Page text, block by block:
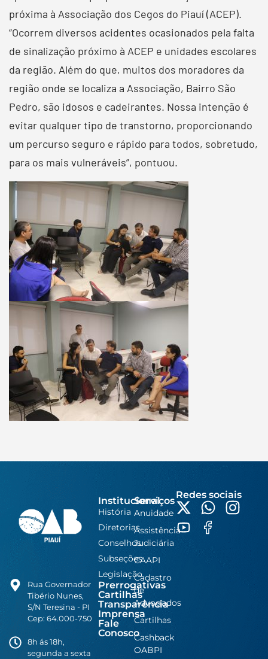
próxima à Associação dos Cegos do Piauí (ACEP).
“Ocorrem diversos acidentes ocasionados pela falta
de sinalização próximo à ACEP e unidades escolares
da região. Além do que, muitos dos moradores da
região onde se localiza a Associação, Bairro São
Pedro, são idosos e cadeirantes. Nossa intenção é
evitar qualquer tipo de transtorno, proporcionando
um percurso seguro e rápido para todos, sobretudo,
para os mais vulneráveis”, pontuou.
Rua Governador
Tibério Nunes,
S/N Teresina - PI
Cep: 64.000-750
8h ás 18h,
segunda a sexta
Institucional
História
Diretorias
Conselhos
Subseções
Legislação
Prerrogativas
Cartilhas
Transparência
Imprensa
Fale
Conosco
Serviços
Anuidade
Assistência
Judiciária
CAAPI
Cadastro
de
Advogados
Cartilhas
Cashback
OABPI
Redes sociais